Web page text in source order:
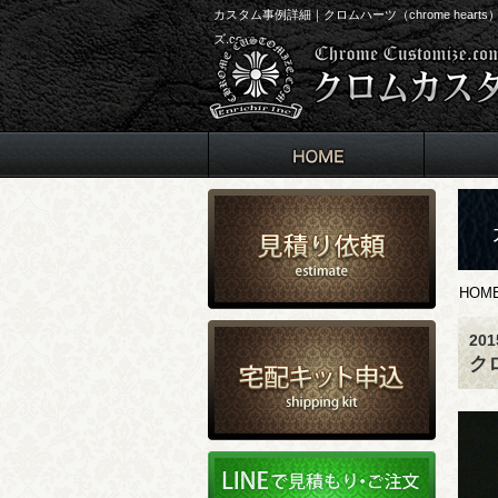
カスタム事例詳細｜クロムハーツ（chrome hearts
ズ.com
ク